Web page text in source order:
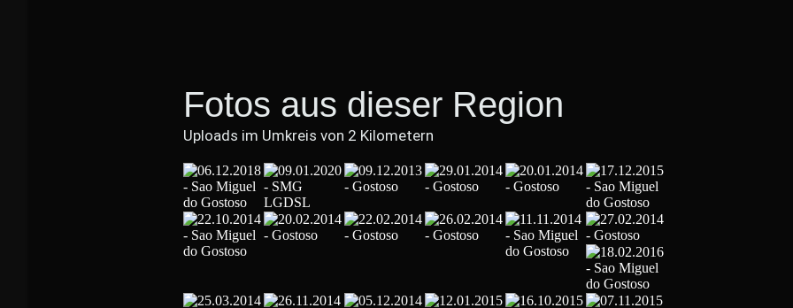
Fotos aus dieser Region
Uploads im Umkreis von 2 Kilometern